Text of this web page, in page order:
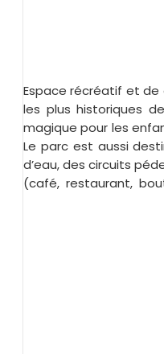
Espace récréatif et de
les plus historiques
magique pour les
Le parc est aussi
d’eau, des circuits
(café, restaurant,